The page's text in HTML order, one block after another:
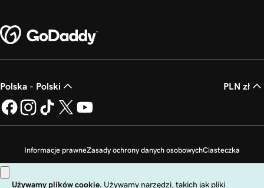
Polska - Polski PLN zł
Informacje prawneZasady ochrony danych osobowychCiasteczka